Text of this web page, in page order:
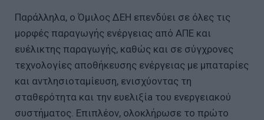
Παράλληλα, ο Όμιλος ΔΕΗ επενδύει σε όλες τις
μορφές παραγωγής ενέργειας από ΑΠΕ και
ευέλικτης παραγωγής, καθώς και σε σύγχρονες
τεχνολογίες αποθήκευσης ενέργειας με μπαταρίες
και αντλησιοταμίευση, ενισχύοντας τη
σταθερότητα και την ευελιξίa του ενεργειακού
συστήματος. Επιπλέον, ολοκλήρωσε το πρώτο